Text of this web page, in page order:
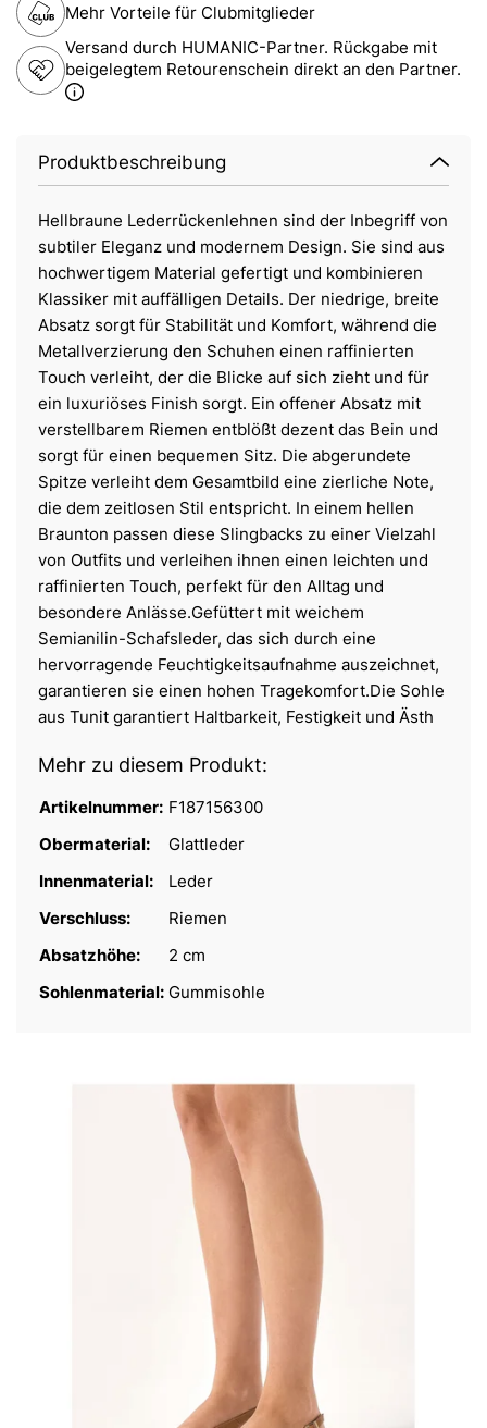
Mehr Vorteile für Clubmitglieder
Versand durch HUMANIC-Partner. Rückgabe mit
beigelegtem Retourenschein direkt an den Partner.
Produktbeschreibung
Hellbraune Lederrückenlehnen sind der Inbegriff von
subtiler Eleganz und modernem Design. Sie sind aus
hochwertigem Material gefertigt und kombinieren
Klassiker mit auffälligen Details. Der niedrige, breite
Absatz sorgt für Stabilität und Komfort, während die
Metallverzierung den Schuhen einen raffinierten
Touch verleiht, der die Blicke auf sich zieht und für
ein luxuriöses Finish sorgt. Ein offener Absatz mit
verstellbarem Riemen entblößt dezent das Bein und
sorgt für einen bequemen Sitz. Die abgerundete
Spitze verleiht dem Gesamtbild eine zierliche Note,
die dem zeitlosen Stil entspricht. In einem hellen
Braunton passen diese Slingbacks zu einer Vielzahl
von Outfits und verleihen ihnen einen leichten und
raffinierten Touch, perfekt für den Alltag und
besondere Anlässe.Gefüttert mit weichem
Semianilin-Schafsleder, das sich durch eine
hervorragende Feuchtigkeitsaufnahme auszeichnet,
garantieren sie einen hohen Tragekomfort.Die Sohle
aus Tunit garantiert Haltbarkeit, Festigkeit und Ästh
Mehr zu diesem Produkt:
Artikelnummer: F187156300
Obermaterial:
Glattleder
Innenmaterial:
Leder
Verschluss:
Riemen
Absatzhöhe:
2 cm
Sohlenmaterial: Gummisohle